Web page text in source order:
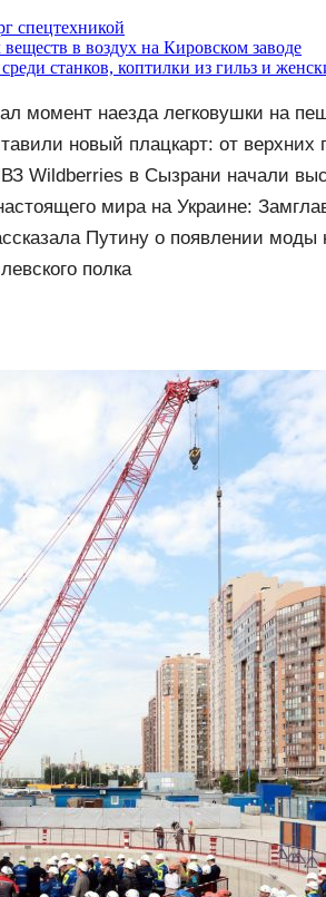
спецтехникой
в воздух на Кировском заводе
станков, коптилки из гильз и
момент наезда легковушки на
08/2026 – Новости
новый плацкарт: от верхних
пространства
Wildberries в Сызрани начали
мира на Украине:
Миттерана о России
Путину о появлении
полка